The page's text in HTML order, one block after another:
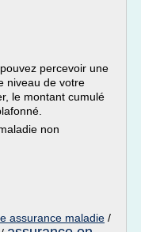
percevoir une
niveau de votre
le montant cumulé
non
assurance maladie /